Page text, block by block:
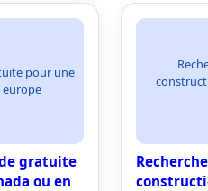
pour une
europe
gratuite
ou en